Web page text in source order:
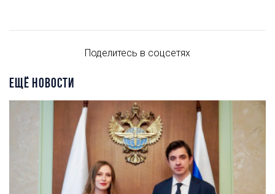
Поделитесь в соцсетях
ЕЩЁ НОВОСТИ